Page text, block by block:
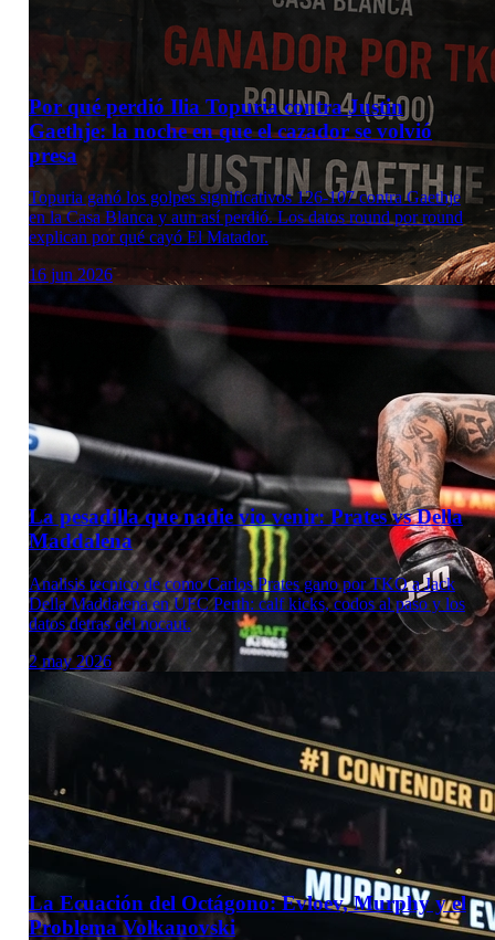
Laboratorio Técnico
Por qué perdió Ilia Topuria contra Justin
Gaethje: la noche en que el cazador se volvió
presa
Topuria ganó los golpes significativos 126-107 contra Gaethje
en la Casa Blanca y aun así perdió. Los datos round por round
explican por qué cayó El Matador.
16 jun 2026
La pesadilla que nadie vio venir: Prates vs Della
Maddalena
Analisis tecnico de como Carlos Prates gano por TKO a Jack
Della Maddalena en UFC Perth: calf kicks, codos al paso y los
datos detras del nocaut.
2 may 2026
La Ecuación del Octágono: Evloev, Murphy y el
Problema Volkanovski